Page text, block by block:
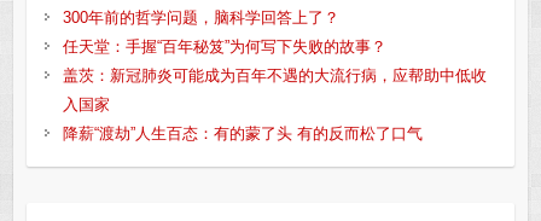
300年前的哲学问题，脑科学回答上了？
任天堂：手握“百年秘笈”为何写下失败的故事？
盖茨：新冠肺炎可能成为百年不遇的大流行病，应帮助中低收
入国家
降薪“渡劫”人生百态：有的蒙了头 有的反而松了口气